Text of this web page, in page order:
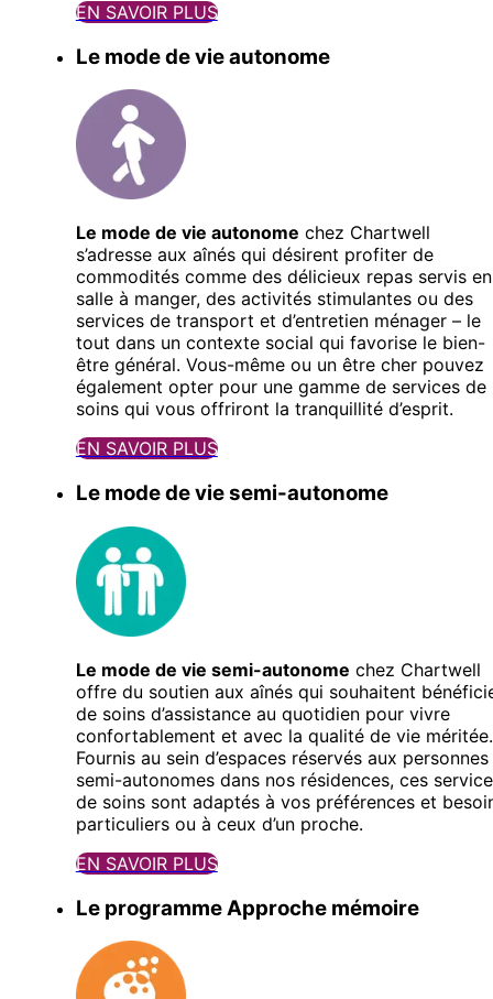
EN SAVOIR PLUS
Le mode de vie autonome
Le mode de vie autonome chez Chartwell
s’adresse aux aînés qui désirent profiter de
commodités comme des délicieux repas servis en
salle à manger, des activités stimulantes ou des
services de transport et d’entretien ménager – le
tout dans un contexte social qui favorise le bien-
être général. Vous-même ou un être cher pouvez
également opter pour une gamme de services de
soins qui vous offriront la tranquillité d’esprit.
EN SAVOIR PLUS
Le mode de vie semi-autonome
Le mode de vie semi-autonome chez Chartwell
offre du soutien aux aînés qui souhaitent
de soins d’assistance au quotidien pour vivre
confortablement et avec la qualité de vie méritée.
Fournis au sein d’espaces réservés aux personnes
semi-autonomes dans nos résidences, ces
de soins sont adaptés à vos préférences et
particuliers ou à ceux d’un proche.
EN SAVOIR PLUS
Le programme Approche mémoire